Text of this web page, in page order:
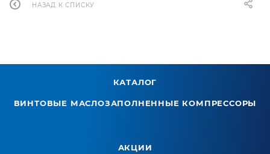
НАЗАД К СПИСКУ
КАТАЛОГ
ВИНТОВЫЕ МАСЛОЗАПОЛНЕННЫЕ КОМПРЕССОРЫ
АКЦИИ